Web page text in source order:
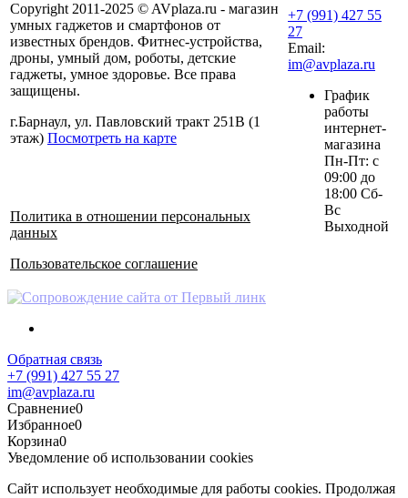
Copyright 2011-2025 © AVplaza.ru - магазин
умных гаджетов и смартфонов от
известных брендов. Фитнес-устройства,
дроны, умный дом, роботы, детские
гаджеты, умное здоровье. Все права
защищены.
г.Барнаул, ул. Павловский тракт 251В (1
этаж) Посмотреть на карте
Политика в отношении персональных
данных
Пользовательское соглашение
+7 (991) 427 55
27
Email:
im@avplaza.ru
График
работы
интернет-
магазина
Пн-Пт: с
09:00 до
18:00 Сб-
Вс
Выходной
Обратная связь
+7 (991) 427 55 27
im@avplaza.ru
Сравнение0
Избранное0
Корзина0
Уведомление об использовании cookies
Сайт использует необходимые для работы cookies. Продолжая